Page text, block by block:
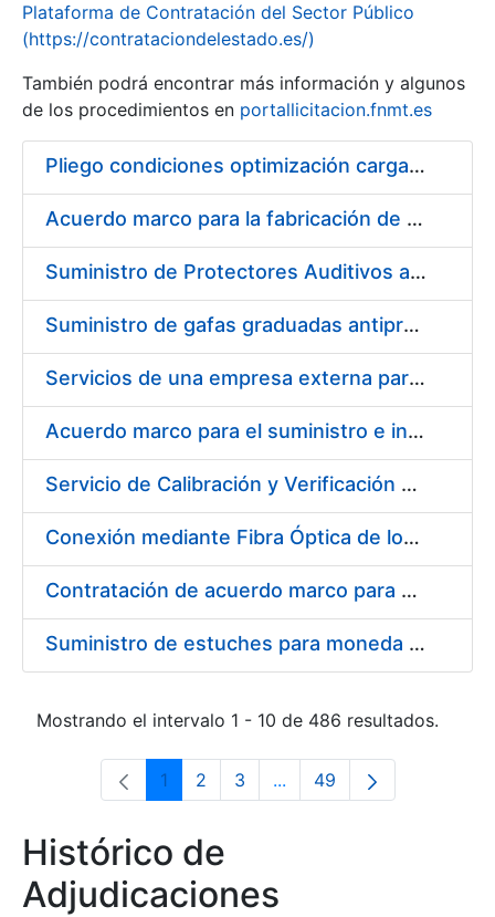
Plataforma de Contratación del Sector Público
(https://contrataciondelestado.es/)
También podrá encontrar más información y algunos
de los procedimientos en portallicitacion.fnmt.es
Pliego condiciones optimización cargas compras firmado
Acuerdo marco para la fabricación de piezas
Suministro de Protectores Auditivos a medida para las personas trabajadoras de los Centros de Trabajo de Madrid y Burgos
Suministro de gafas graduadas antiproyecciones para los trabajadores de la FNMT-RCM en los centros de trabajo de Madrid y Burgos
Servicios de una empresa externa para el asesoramiento y resolución de los recursos de alzada que se presentan relacionados con procesos de selección para la FNMT-RCM
Acuerdo marco para el suministro e instalación de persianas, estores y otros complementos
Servicio de Calibración y Verificación Externa de los Equipos de Medición del Servicio de Prevención de la FNMT-RCM
Conexión mediante Fibra Óptica de los Centros de Proceso de Datos (CPDs) de las sedes de la FNMT-RCM de Burgos y Madrid
Contratación de acuerdo marco para el Suministro de Material de Electricidad para la Fábrica Nacional de Moneda y Timbre-Real Casa de la Moneda en su centro de trabajo de Burgos
Suministro de estuches para moneda de 30 €
Mostrando el intervalo 1 - 10 de 486 resultados.
Página
1 Página
2 Página
3 ...Páginas intermedias Use
Página
49
Histórico de
Adjudicaciones